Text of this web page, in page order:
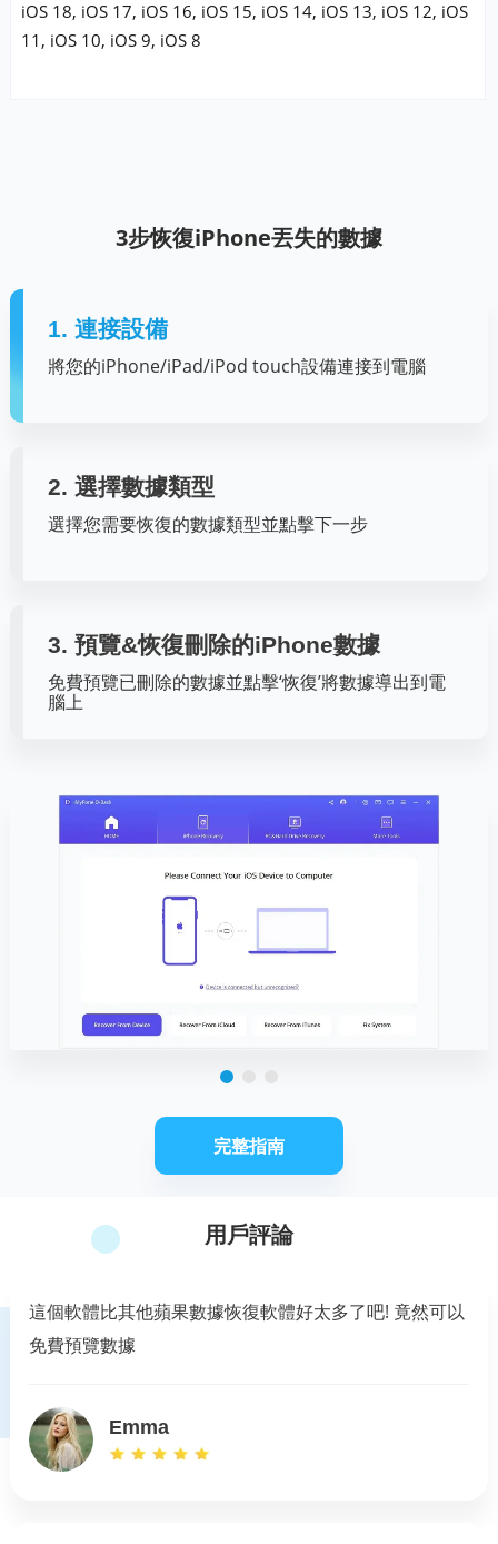
iOS 18, iOS 17, iOS 16, iOS 15, iOS 14, iOS 13, iOS 12, iOS
11, iOS 10, iOS 9, iOS 8
3步恢復iPhone丟失的數據
1. 連接設備
將您的iPhone/iPad/iPod touch設備連接到電腦
2. 選擇數據類型
選擇您需要恢復的數據類型並點擊下一步
3. 預覽&恢復刪除的iPhone數據
免費預覽已刪除的數據並點擊‘恢復’將數據導出到電
腦上
完整指南
用戶評論
這個軟體比其他蘋果數據恢復軟體好太多了吧! 竟然可以
免費預覽數據
Emma